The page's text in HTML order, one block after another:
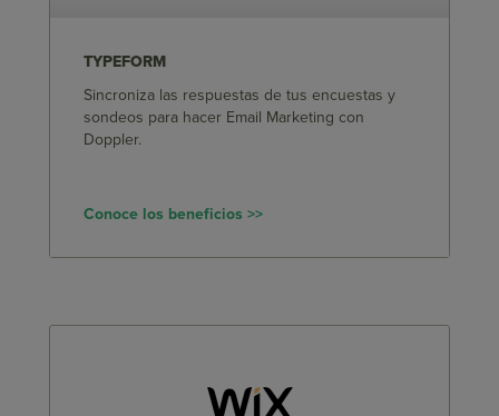
TYPEFORM
Sincroniza las respuestas de tus encuestas y
sondeos para hacer Email Marketing con
Doppler.
Conoce los beneficios >>